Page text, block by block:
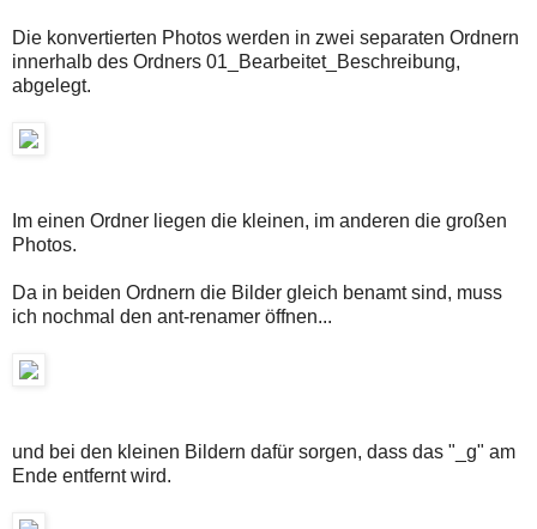
Die konvertierten Photos werden in zwei separaten Ordnern
innerhalb des Ordners 01_Bearbeitet_Beschreibung,
abgelegt.
Im einen Ordner liegen die kleinen, im anderen die großen
Photos.
Da in beiden Ordnern die Bilder gleich benamt sind, muss
ich nochmal den ant-renamer öffnen...
und bei den kleinen Bildern dafür sorgen, dass das "_g" am
Ende entfernt wird.